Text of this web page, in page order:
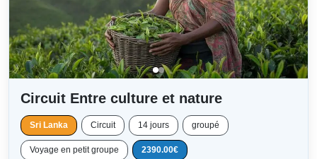
Circuit Entre culture et nature
Sri Lanka Circuit 14 jours groupé
Voyage en petit groupe 2390.00€